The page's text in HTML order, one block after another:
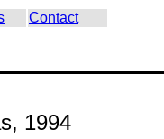
Contact
1994